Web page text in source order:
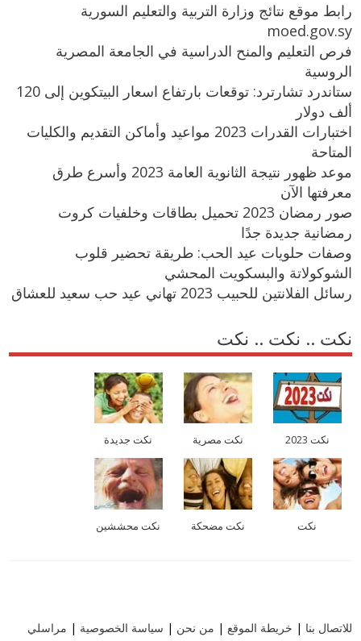
رابط موقع نتائج وزارة التربية والتعليم السورية
moed.gov.sy
فرص التعليم والمنح الدراسية في الجامعة المصرية
الروسية
ستاندرد تشارترد: توقعات بارتفاع اسعار البيتكوين إلى 120
ألف دولار
اختبارات القدرات 2023 مواعيد وأماكن التقديم والكليات
المتاحة
موعد ظهور نتيجة الثانوية العامة 2023 وأسرع طرق
معرفتها الآن
صور رمضان 2023 تحميل بطاقات وخلفيات كروت
رمضانية جديدة جدًا
وصفات حلويات عيد الحب: طريقة تحضير قلوب
الشوكولاتة والبسكويت المحشي
رسائل الفلانتين للحبيب 2023 تهاني عيد حب سعيد للعشاق
نكت .. نكت .. نكت
نكت 2023 نكت مصرية نكت جديدة
نكت نكت مضحكة نكت محششين
للاتصال بنا | خريطة الموقع | من نحن | سياسة الخصوصية | مراسلي